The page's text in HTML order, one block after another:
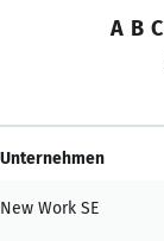
A B C
Unternehmen
New Work SE